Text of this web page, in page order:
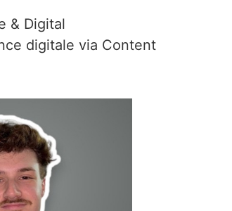
& Digital
digitale via Content